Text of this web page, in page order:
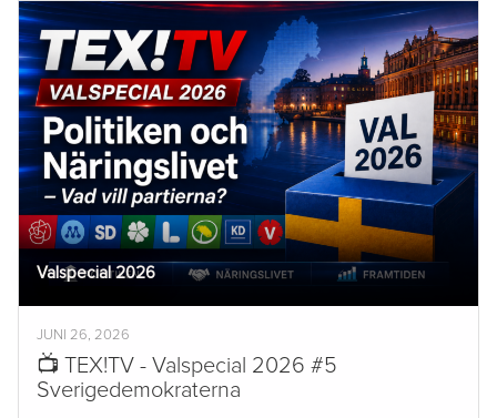
Valspecial 2026
JUNI 26, 2026
📺 TEX!TV - Valspecial 2026 #5
Sverigedemokraterna